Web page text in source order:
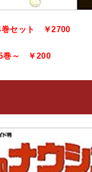
巻セット ￥2700
巻～ ￥200